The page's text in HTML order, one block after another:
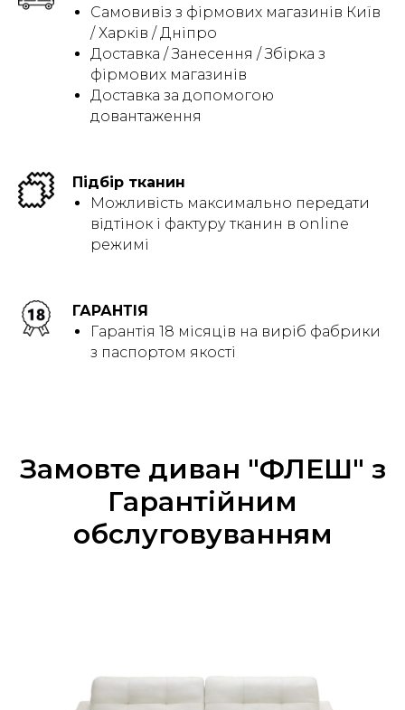
Самовивіз з фірмових магазинів Київ
/ Харків / Дніпро
Доставка / Занесення / Збірка з
фірмових магазинів
Доставка за допомогою
довантаження
Підбір тканин
Можливість максимально передати
відтінок і фактуру тканин в online
режимі
ГАРАНТІЯ
Гарантія 18 місяців на виріб фабрики
з паспортом якості
Замовте диван "ФЛЕШ" з
Гарантійним
обслуговуванням